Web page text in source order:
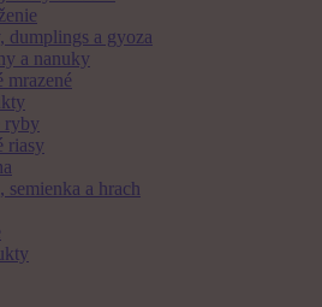
dumplings a gyoza
a nanuky
mrazené
ryby
riasy
semienka a hrach